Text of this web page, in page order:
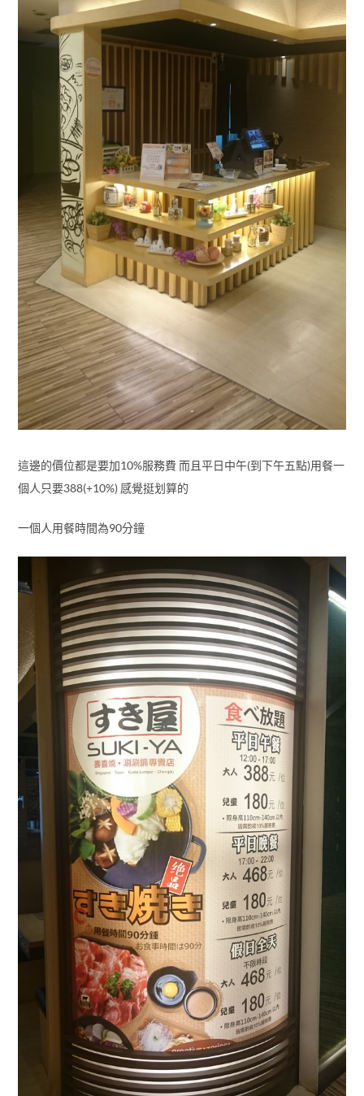
這邊的價位都是要加10%服務費 而且平日中午(到下午五點)用餐一
個人只要388(+10%) 感覺挺划算的
一個人用餐時間為90分鐘